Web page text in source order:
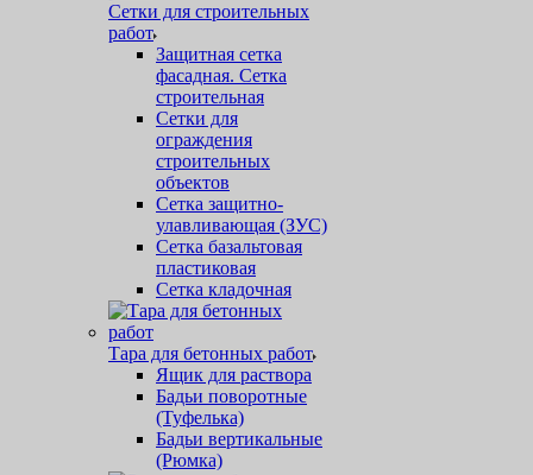
Сетки для строительных
работ
Защитная cетка
фасадная. Сетка
строительная
Сетки для
ограждения
строительных
объектов
Сетка защитно-
улавливающая (ЗУС)
Сетка базальтовая
пластиковая
Сетка кладочная
Тара для бетонных работ
Ящик для раствора
Бадьи поворотные
(Туфелька)
Бадьи вертикальные
(Рюмка)